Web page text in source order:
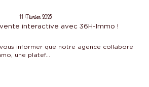
11 Février 2025
interactive avec 36H-Immo !
informer que notre agence collabore
une platef...